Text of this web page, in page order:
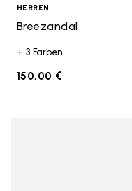
HERREN
Breezandal
+ 3 Farben
150,00 €